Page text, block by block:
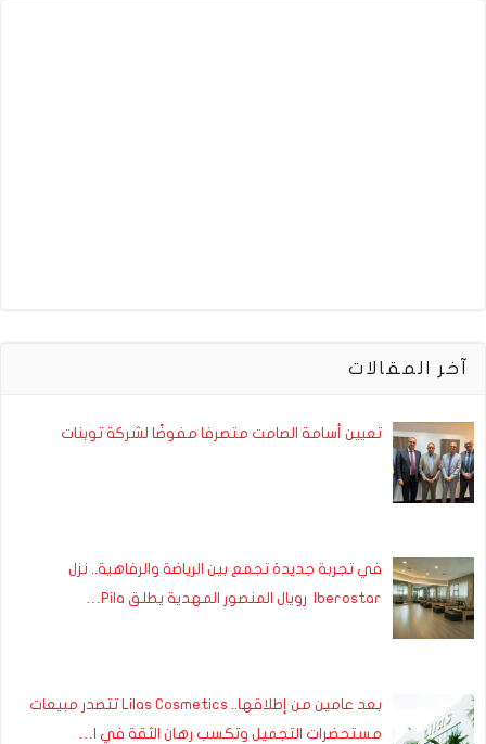
آخر المقالات
تعيين أسامة الصامت متصرفا مفوضًا لشركة توبنات
في تجربة جديدة تجمع بين الرياضة والرفاهية.. نزل
Iberostar رويال المنصور المهدية يطلق Pila…
بعد عامين من إطلاقها.. Lilas Cosmetics تتصدر مبيعات
مستحضرات التجميل وتكسب رهان الثقة في ا…